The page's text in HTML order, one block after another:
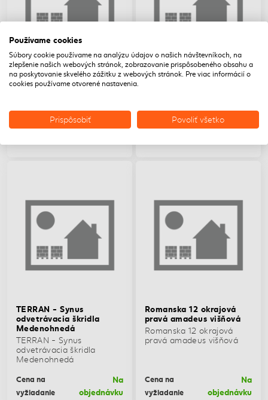
Romanska 12 základná
prírodná
Cena na
Na
Romanska 12 Odvetravaci
Cena na
Na
TERRAN - Synus
odvetrávacia škridla
Medenohnedá
TERRAN - Synus
odvetrávacia škridla
Medenohnedá
Cena na
vyžiadanie
Na
objednávku
Romanska 12 okrajová
pravá amadeus višňová
Romanska 12 okrajová
pravá amadeus višňová
Cena na
vyžiadanie
Na
objednávku
Používame cookies
Súbory cookie používame na analýzu údajov o našich návštevníkoch, na
zlepšenie našich webových stránok, zobrazovanie prispôsobeného obsahu a
na poskytovanie skvelého zážitku z webových stránok. Pre viac informácií o
cookies používame otvorené nastavenia.
Prispôsobiť Povoliť všetko